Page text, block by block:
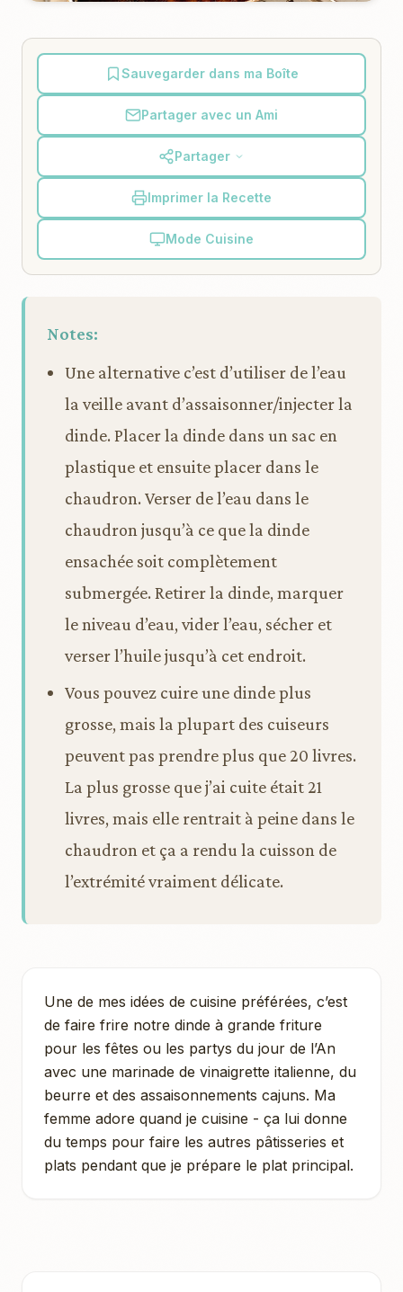
Sauvegarder dans ma Boîte
Partager avec un Ami
Partager
Imprimer la Recette
Mode Cuisine
Notes:
Une alternative c’est d’utiliser de l’eau
la veille avant d’assaisonner/injecter la
dinde. Placer la dinde dans un sac en
plastique et ensuite placer dans le
chaudron. Verser de l’eau dans le
chaudron jusqu’à ce que la dinde
ensachée soit complètement
submergée. Retirer la dinde, marquer
le niveau d’eau, vider l’eau, sécher et
verser l’huile jusqu’à cet endroit.
Vous pouvez cuire une dinde plus
grosse, mais la plupart des cuiseurs
peuvent pas prendre plus que 20 livres.
La plus grosse que j’ai cuite était 21
livres, mais elle rentrait à peine dans le
chaudron et ça a rendu la cuisson de
l’extrémité vraiment délicate.
Une de mes idées de cuisine préférées, c’est
de faire frire notre dinde à grande friture
pour les fêtes ou les partys du jour de l’An
avec une marinade de vinaigrette italienne, du
beurre et des assaisonnements cajuns. Ma
femme adore quand je cuisine - ça lui donne
du temps pour faire les autres pâtisseries et
plats pendant que je prépare le plat principal.